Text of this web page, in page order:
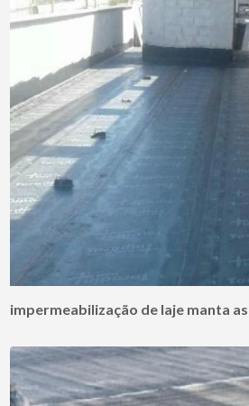
impermeabilização de laje manta